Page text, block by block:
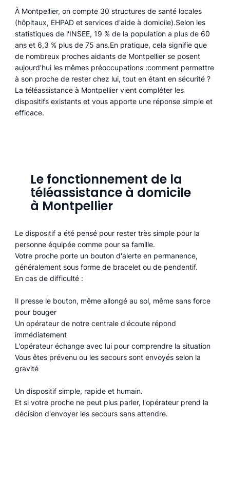
À Montpellier, on compte 30 structures de santé locales
(hôpitaux, EHPAD et services d'aide à domicile).Selon les
statistiques de l'INSEE, 19 % de la population a plus de 60
ans et 6,3 % plus de 75 ans.En pratique, cela signifie que
de nombreux proches aidants de Montpellier se posent
aujourd'hui les mêmes préoccupations :comment permettre
à son proche de rester chez lui, tout en étant en sécurité ?
La téléassistance à Montpellier vient compléter les
dispositifs existants et vous apporte une réponse simple et
efficace.
Le fonctionnement de la
téléassistance à domicile
à Montpellier
Le dispositif a été pensé pour rester très simple pour la
personne équipée comme pour sa famille.
Votre proche porte un bouton d'alerte en permanence,
généralement sous forme de bracelet ou de pendentif.
En cas de difficulté :
Il presse le bouton, même allongé au sol, même sans force
pour bouger
Un opérateur de notre centrale d'écoute répond
immédiatement
L'opérateur échange avec lui pour comprendre la situation
Vous êtes prévenu ou les secours sont envoyés selon la
gravité
Un dispositif simple, rapide et humain.
Et si votre proche ne peut plus parler, l'opérateur prend la
décision d'envoyer les secours sans attendre.